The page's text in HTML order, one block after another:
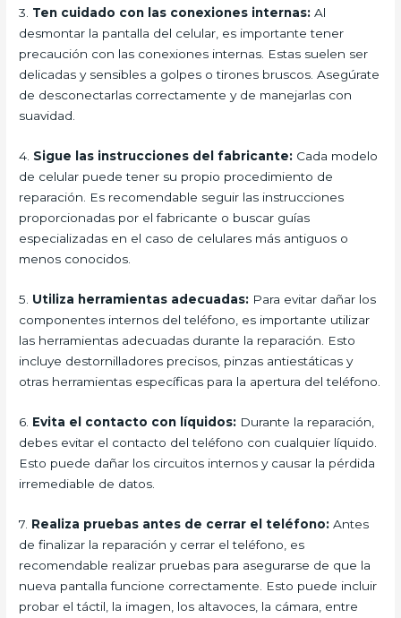
3. Ten cuidado con las conexiones internas: Al
desmontar la pantalla del celular, es importante tener
precaución con las conexiones internas. Estas suelen ser
delicadas y sensibles a golpes o tirones bruscos. Asegúrate
de desconectarlas correctamente y de manejarlas con
suavidad.
4. Sigue las instrucciones del fabricante: Cada modelo
de celular puede tener su propio procedimiento de
reparación. Es recomendable seguir las instrucciones
proporcionadas por el fabricante o buscar guías
especializadas en el caso de celulares más antiguos o
menos conocidos.
5. Utiliza herramientas adecuadas: Para evitar dañar los
componentes internos del teléfono, es importante utilizar
las herramientas adecuadas durante la reparación. Esto
incluye destornilladores precisos, pinzas antiestáticas y
otras herramientas específicas para la apertura del teléfono.
6. Evita el contacto con líquidos: Durante la reparación,
debes evitar el contacto del teléfono con cualquier líquido.
Esto puede dañar los circuitos internos y causar la pérdida
irremediable de datos.
7. Realiza pruebas antes de cerrar el teléfono: Antes
de finalizar la reparación y cerrar el teléfono, es
recomendable realizar pruebas para asegurarse de que la
nueva pantalla funcione correctamente. Esto puede incluir
probar el táctil, la imagen, los altavoces, la cámara, entre